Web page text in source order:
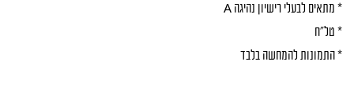
* מתאים לבעלי רישיון נהיגה A
* טל"ח
* התמונות להמחשה בלבד